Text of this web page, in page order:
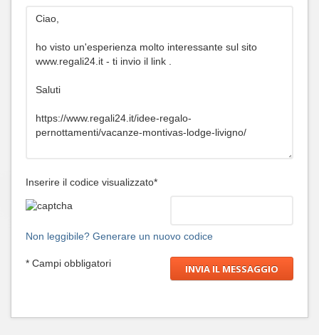
Inserire il codice visualizzato*
Non leggibile? Generare un nuovo codice
* Campi obbligatori